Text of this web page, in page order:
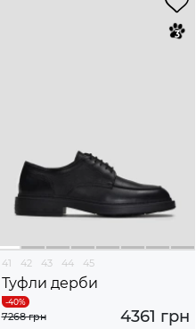
41 42 43 44 45
Туфли дерби
4361 грн
7268 грн